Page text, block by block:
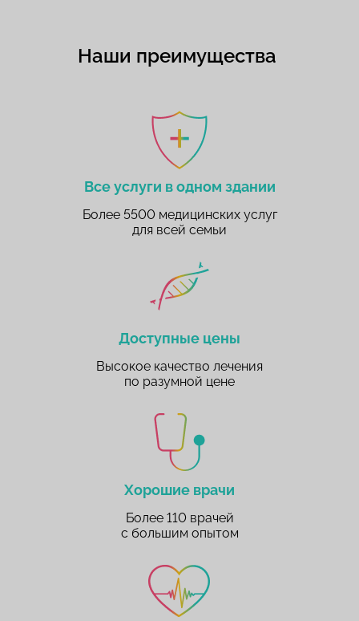
Наши преимущества
Все услуги в одном здании
Более 5500 медицинских услуг
для всей семьи
Доступные цены
Высокое качество лечения
по разумной цене
Хорошие врачи
Более 110 врачей
с большим опытом